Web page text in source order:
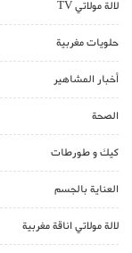
لالة مولاتي TV
حلويات مغربية
أخبار المشاهير
الصحة
كيك و طورطات
العناية بالجسم
لالة مولاتي اناقة مغربية